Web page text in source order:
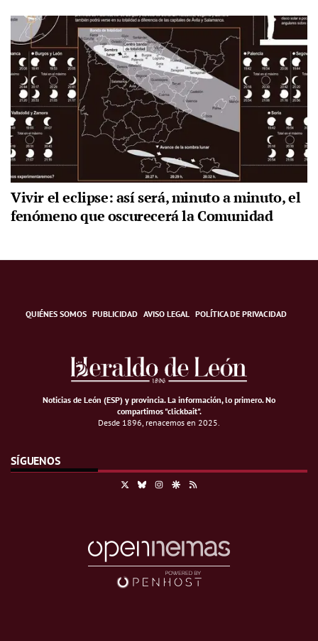
Vivir el eclipse: así será, minuto a minuto, el
fenómeno que oscurecerá la Comunidad
QUIÉNES SOMOS PUBLICIDAD AVISO LEGAL POLÍTICA DE PRIVACIDAD
Noticias de León (ESP) y provincia. La información, lo primero.No
compartimos "clickbait".
Desde 1896, renacemos en 2025.
SÍGUENOS
BlueskyInstagramGoogle Discover